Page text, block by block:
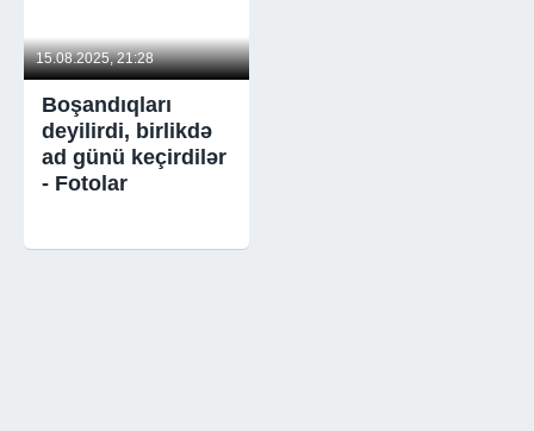
15.08.2025, 21:28
Boşandıqları
deyilirdi, birlikdə
ad günü keçirdilər
- Fotolar